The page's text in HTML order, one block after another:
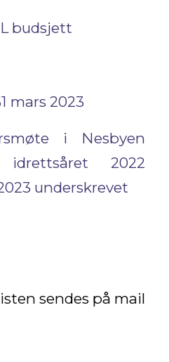
budsjett
mars 2023
i Nesbyen
2022
underskrevet
sendes på mail